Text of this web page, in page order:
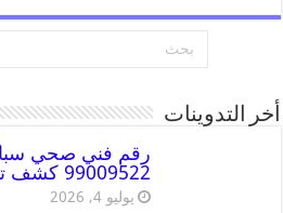
أخر التدوينات
99009522 كشف تسربات وتسليك مجاري
يوليو 4, 2026